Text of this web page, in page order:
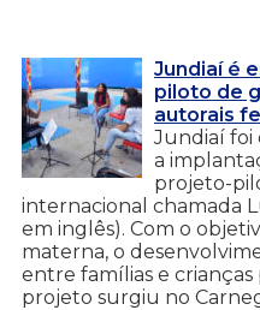
Jundiaí é
piloto de
autorais
Jundiaí foi
a
projeto-
internacional chamada
em inglês). Com o
materna, o
entre famílias e crianças
projeto surgiu no